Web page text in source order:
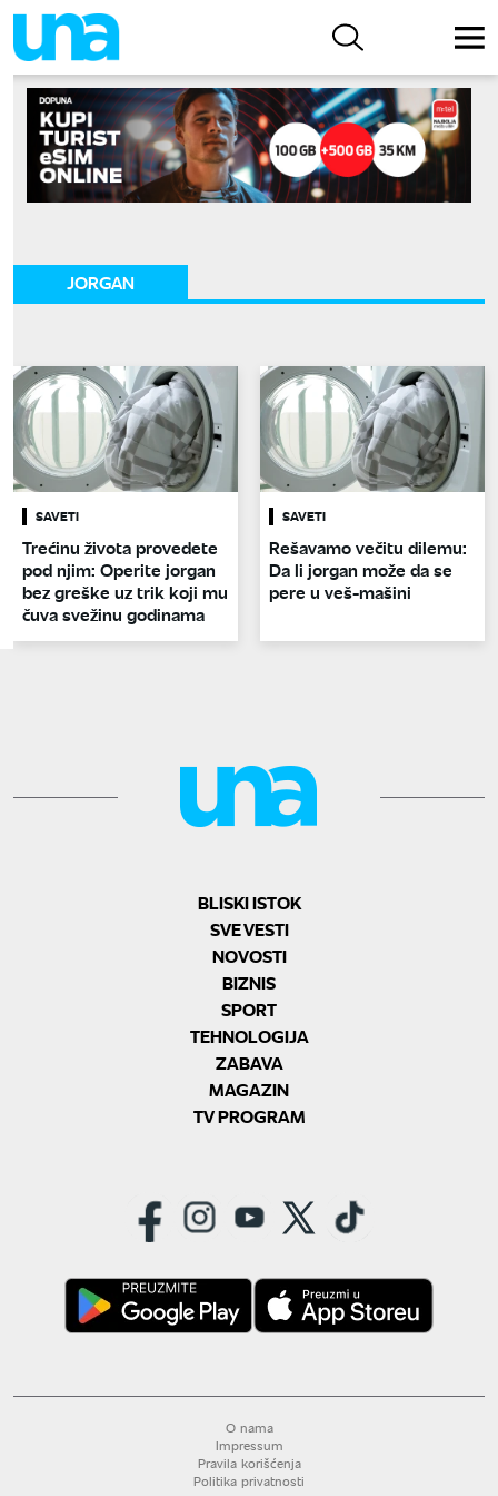
JORGAN
SAVETI
Trećinu života provedete
pod njim: Operite jorgan
bez greške uz trik koji mu
čuva svežinu godinama
SAVETI
Rešavamo večitu dilemu:
Da li jorgan može da se
pere u veš-mašini
BLISKI ISTOK
SVE VESTI
NOVOSTI
BIZNIS
SPORT
TEHNOLOGIJA
ZABAVA
MAGAZIN
TV PROGRAM
O nama
Impressum
Pravila korišćenja
Politika privatnosti